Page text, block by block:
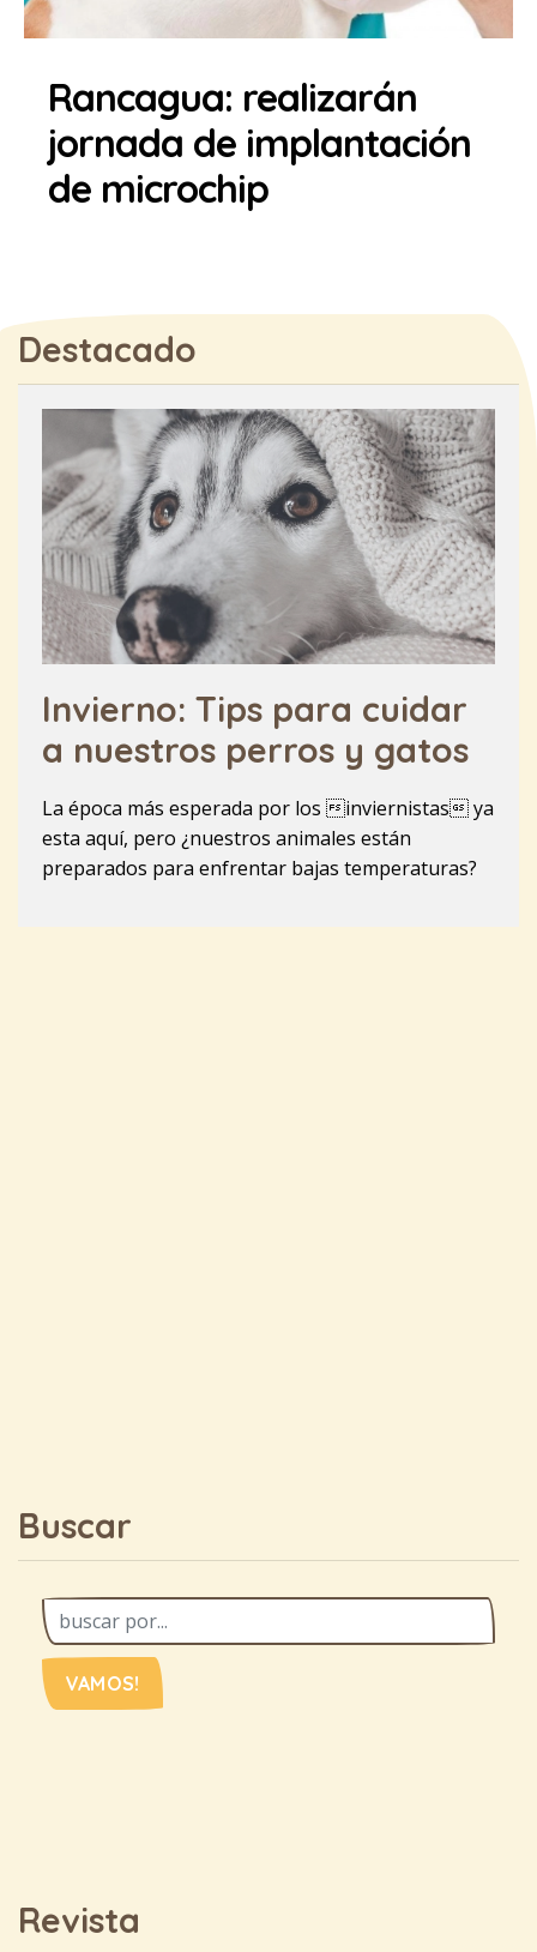
Rancagua: realizarán
jornada de implantación
de microchip
Destacado
Invierno: Tips para cuidar
a nuestros perros y gatos
La época más esperada por los inviernistas ya
esta aquí, pero ¿nuestros animales están
preparados para enfrentar bajas temperaturas?
Buscar
VAMOS!
Revista